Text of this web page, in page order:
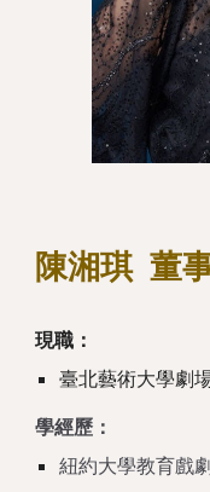
陳湘琪董
現職：
臺北藝術大學劇
學經歷：
紐約大學教育戲